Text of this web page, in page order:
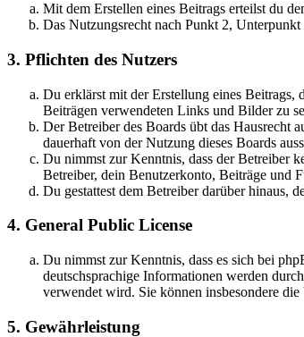
Mit dem Erstellen eines Beitrags erteilst du
Das Nutzungsrecht nach Punkt 2,
3. Pflichten des Nutzers
Du erklärst mit der Erstellung eines Beitrags,
Beiträgen verwendeten Links und Bilder zu
Der Betreiber des Boards übt das Hausrecht
dauerhaft von der Nutzung dieses Boards
Du nimmst zur Kenntnis, dass der Betreiber
Betreiber, dein Benutzerkonto, Beiträge und
Du gestattest dem Betreiber darüber hinaus,
4. General Public License
Du nimmst zur Kenntnis, dass es sich bei
deutschsprachige Informationen werden
verwendet wird. Sie können insbesondere
5. Gewährleistung